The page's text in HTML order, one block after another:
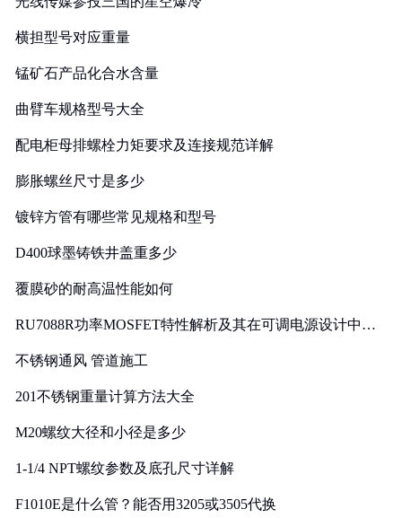
横担型号对应重量
锰矿石产品化合水含量
曲臂车规格型号大全
配电柜母排螺栓力矩要求及连接规范详解
膨胀螺丝尺寸是多少
镀锌方管有哪些常见规格和型号
D400球墨铸铁井盖重多少
覆膜砂的耐高温性能如何
RU7088R功率MOSFET特性解析及其在可调电源设计中的
不锈钢通风 管道施工
201不锈钢重量计算方法大全
M20螺纹大径和小径是多少
1-1/4 NPT螺纹参数及底孔尺寸详解
F1010E是什么管？能否用3205或3505代换